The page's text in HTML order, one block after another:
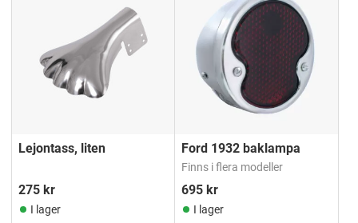
Lejontass, liten
275 kr
I lager
Ford 1932 baklampa
Finns i flera modeller
695 kr
I lager